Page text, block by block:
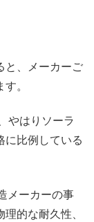
と、メーカーご
。
やはりソーラ
に比例している
メーカーの事
的な耐久性、